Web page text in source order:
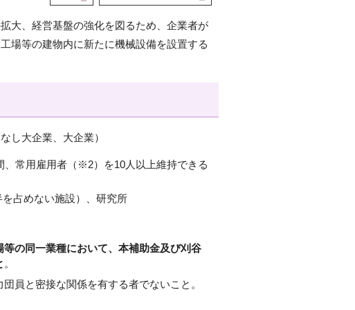
大、経営基盤の強化を図るため、企業者が
場等の建物内に新たに機械設備を設置する
し大企業、大企業）
常用雇用者（※2）を10人以上維持できる
占めない施設）、研究所
の同一業種において、本補助金及び刈谷
。
員と密接な関係を有する者でないこと。